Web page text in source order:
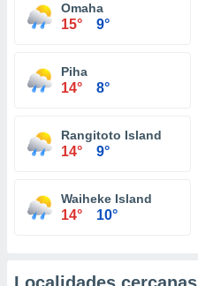
Omaha
15° 9°
Piha
14° 8°
Rangitoto Island
14° 9°
Waiheke Island
14° 10°